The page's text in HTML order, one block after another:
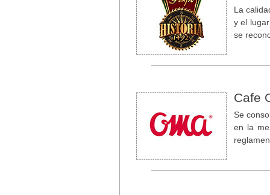
La
y el
se
Cafe
Se
en la